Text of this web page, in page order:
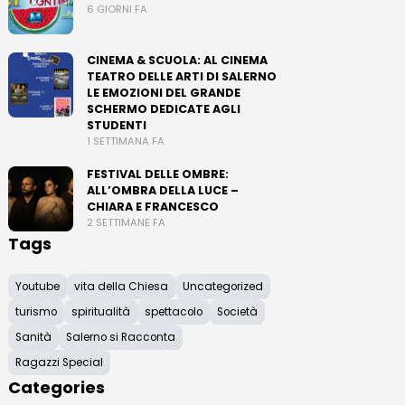
6 GIORNI FA
CINEMA & SCUOLA: AL CINEMA
TEATRO DELLE ARTI DI SALERNO
LE EMOZIONI DEL GRANDE
SCHERMO DEDICATE AGLI
STUDENTI
1 SETTIMANA FA
FESTIVAL DELLE OMBRE:
ALL’OMBRA DELLA LUCE –
CHIARA E FRANCESCO
2 SETTIMANE FA
Tags
Youtube vita della Chiesa
Uncategorized
turismo
spiritualità spettacolo
Società
Sanità
Salerno si Racconta
Ragazzi Special
Categories